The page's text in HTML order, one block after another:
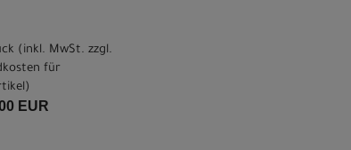
(inkl. MwSt. zzgl.
für
)
EUR